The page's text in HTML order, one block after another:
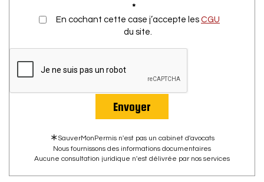
*
En cochant cette case j’accepte les CGU
du site.
Envoyer
∗ SauverMonPermis n'est pas un cabinet d'avocats
Nous fournissons des informations documentaires
Aucune consultation juridique n'est délivrée par nos services